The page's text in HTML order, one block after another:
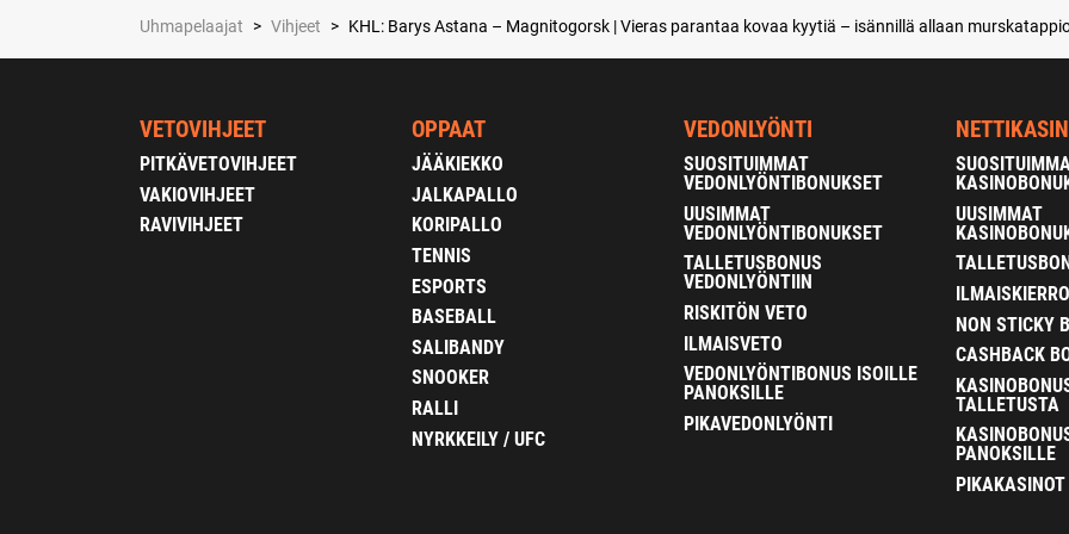
Uhmapelaajat > Vihjeet > KHL: Barys Astana – Magnitogorsk | Vieras parantaa kovaa kyytiä – isännillä allaan
VETOVIHJEET
PITKÄVETOVIHJEET
VAKIOVIHJEET
RAVIVIHJEET
OPPAAT
JÄÄKIEKKO
JALKAPALLO
KORIPALLO
TENNIS
ESPORTS
BASEBALL
SALIBANDY
SNOOKER
RALLI
NYRKKEILY / UFC
VEDONLYÖNTI
SUOSITUIMMAT
VEDONLYÖNTIBONUKSET
UUSIMMAT
VEDONLYÖNTIBONUKSET
TALLETUSBONUS
VEDONLYÖNTIIN
RISKITÖN VETO
ILMAISVETO
VEDONLYÖNTIBONUS ISOILLE
PANOKSILLE
PIKAVEDONLYÖNTI
UUSIMMAT
NON STICKY
CASHBACK
TALLETUSTA
PANOKSILLE
PIKAKASINOT